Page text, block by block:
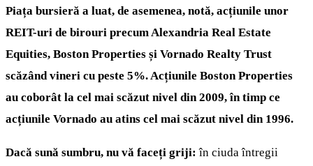
Piața bursieră a luat, de asemenea, notă, acțiunile unor
REIT-uri de birouri precum Alexandria Real Estate
Equities, Boston Properties și Vornado Realty Trust
scăzând vineri cu peste 5%. Acțiunile Boston Properties
au coborât la cel mai scăzut nivel din 2009, în timp ce
acțiunile Vornado au atins cel mai scăzut nivel din 1996.
Dacă sună sumbru, nu vă faceți griji:în ciuda întregii